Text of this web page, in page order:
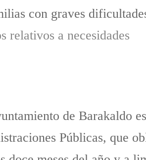
con graves
relativos a necesidades
de Barakaldo
Públicas, que